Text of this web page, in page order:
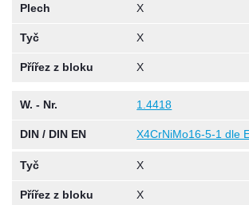
Plech X
Tyč X
Přířez z bloku X
W. - Nr. 1.4418
DIN / DIN EN X4CrNiMo16-5-1 dle
Tyč X
Přířez z bloku X